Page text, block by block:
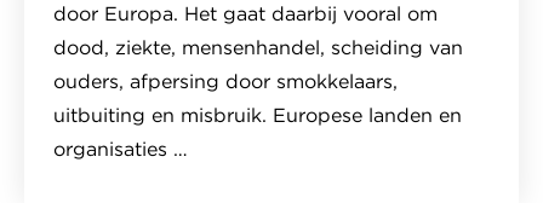
door Europa. Het gaat daarbij vooral om
dood, ziekte, mensenhandel, scheiding van
ouders, afpersing door smokkelaars,
uitbuiting en misbruik. Europese landen en
organisaties …